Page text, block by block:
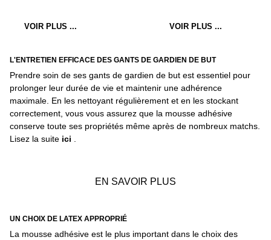
VOIR PLUS ... VOIR PLUS ...
L'ENTRETIEN EFFICACE DES GANTS DE GARDIEN DE BUT
Prendre soin de ses gants de gardien de but est essentiel pour
prolonger leur durée de vie et maintenir une adhérence
maximale. En les nettoyant régulièrement et en les stockant
correctement, vous vous assurez que la mousse adhésive
conserve toute ses propriétés même après de nombreux matchs.
Lisez la suite ici
EN SAVOIR PLUS
UN CHOIX DE LATEX APPROPRIÉ
La mousse adhésive est le plus important dans le choix des